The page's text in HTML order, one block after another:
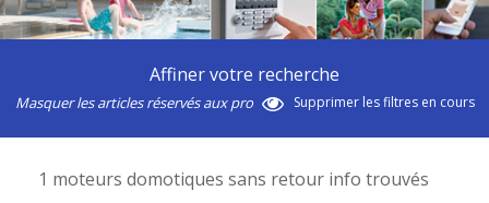
Affiner votre recherche
Masquer les articles réservés aux pro Supprimer les filtres en cours
1 moteurs domotiques sans retour info trouvés